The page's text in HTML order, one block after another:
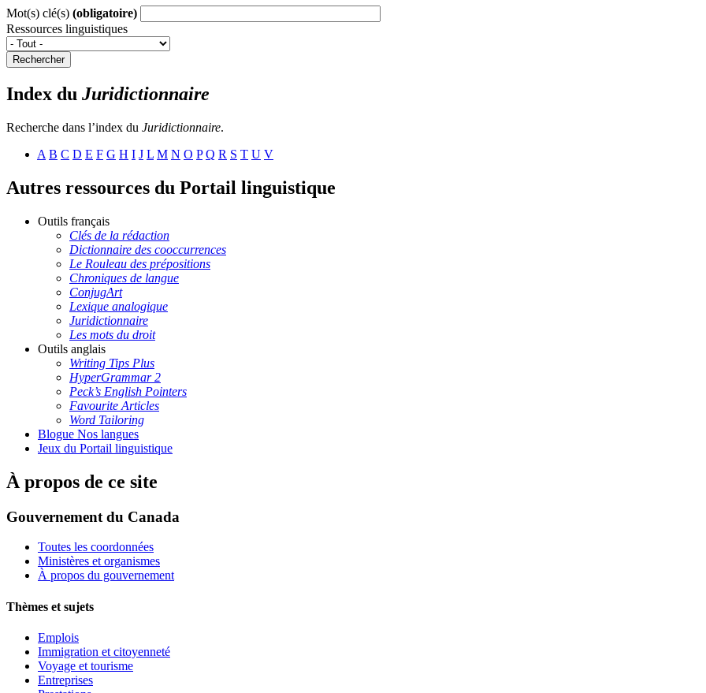
Mot(s) clé(s) (obligatoire)
Ressources linguistiques
Rechercher
Index du Juridictionnaire
Recherche dans l’index du Juridictionnaire.
A B C D E F G H I J L M N O P Q R S T U V
Autres ressources du Portail linguistique
Outils français
Clés de la rédaction
Dictionnaire des cooccurrences
Le Rouleau des prépositions
Chroniques de langue
ConjugArt
Lexique analogique
Juridictionnaire
Les mots du droit
Outils anglais
Writing Tips Plus
HyperGrammar 2
Peck’s English Pointers
Favourite Articles
Word Tailoring
Blogue Nos langues
Jeux du Portail linguistique
À propos de ce site
Gouvernement du Canada
Toutes les coordonnées
Ministères et organismes
À propos du gouvernement
Thèmes et sujets
Emplois
Immigration et citoyenneté
Voyage et tourisme
Entreprises